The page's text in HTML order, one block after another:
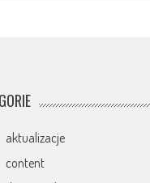
aktualizacje
content